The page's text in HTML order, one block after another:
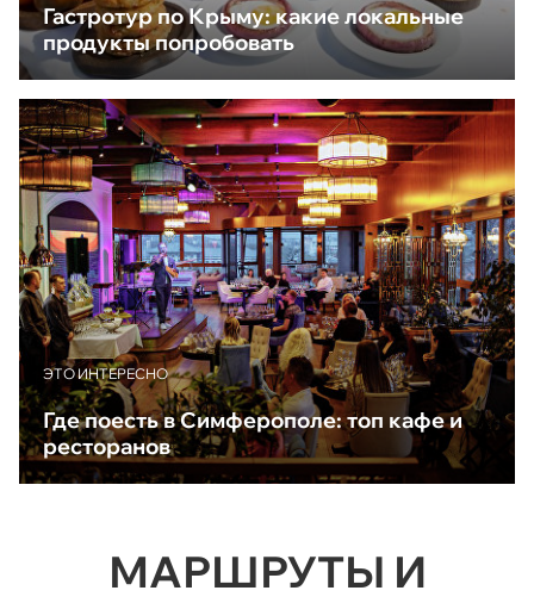
Гастротур по Крыму: какие локальные
продукты попробовать
ЭТО ИНТЕРЕСНО
Где поесть в Симферополе: топ кафе и
ресторанов
МАРШРУТЫ И